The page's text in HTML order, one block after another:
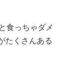
食っちゃダメ
たくさんある